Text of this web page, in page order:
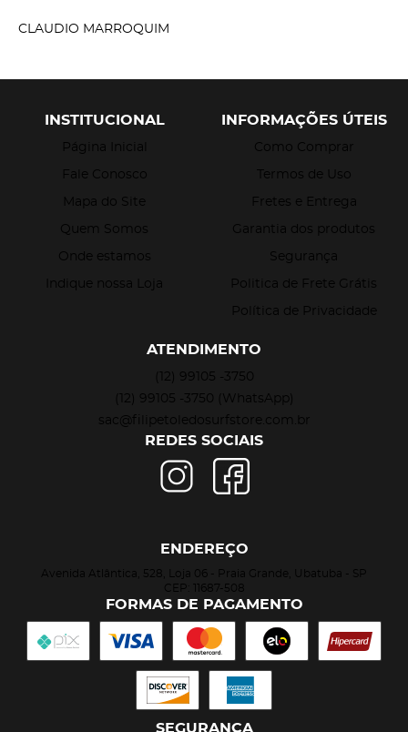
CLAUDIO MARROQUIM
INSTITUCIONAL
Página Inicial
Fale Conosco
Mapa do Site
Quem Somos
Onde estamos
Indique nossa Loja
INFORMAÇÕES ÚTEIS
Como Comprar
Termos de Uso
Fretes e Entrega
Garantia dos produtos
Segurança
Politica de Frete Grátis
Política de Privacidade
ATENDIMENTO
(12)
99105 -3750
(12)
99105 -3750
(WhatsApp)
sac@filipetoledosurfstore.com.br
REDES SOCIAIS
ENDEREÇO
Avenida Atlântica, 528, Loja 06 - Praia Grande, Ubatuba - SP
CEP: 11687-508
FORMAS DE PAGAMENTO
SEGURANÇA